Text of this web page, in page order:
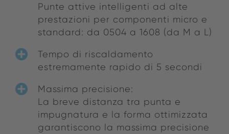
Punte attive intelligenti ad alte
prestazioni per componenti micro e
standard: da 0504 a 1608 (da M a L)
Tempo di riscaldamento
estremamente rapido di 5 secondi
Massima precisione:
La breve distanza tra punta e
impugnatura e la forma ottimizzata
garantiscono la massima precisione